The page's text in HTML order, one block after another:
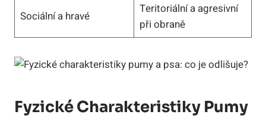
Sociální a hravé
Teritoriální a agresivní
při obraně
Fyzické Charakteristiky Pumy